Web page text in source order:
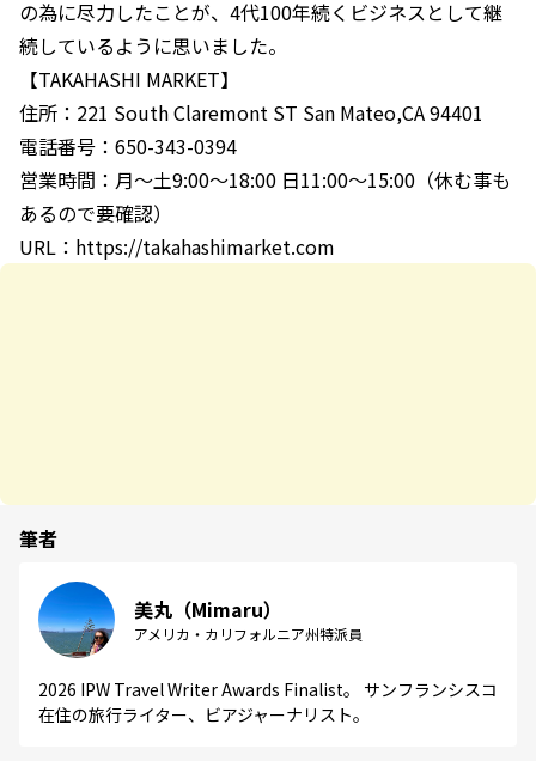
の為に尽力したことが、4代100年続くビジネスとして継
続しているように思いました。
【TAKAHASHI MARKET】
住所：221 South Claremont ST San Mateo,CA 94401
電話番号：650-343-0394
営業時間：月〜土9:00〜18:00 日11:00〜15:00（休む事も
あるので要確認）
URL：https://takahashimarket.com
筆者
美丸（Mimaru）
アメリカ・カリフォルニア州特派員
2026 IPW Travel Writer Awards Finalist。 サンフランシスコ
在住の旅行ライター、ビアジャーナリスト。